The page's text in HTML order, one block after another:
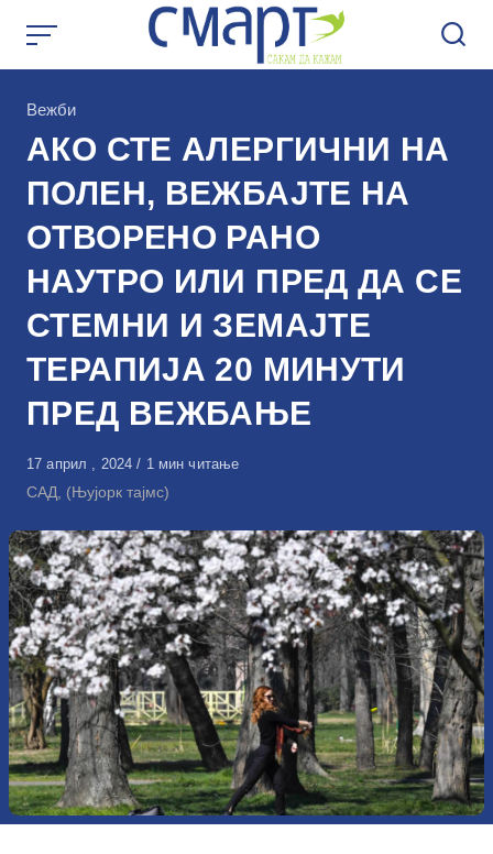
КАтегорија
Вежби
АКО СТЕ АЛЕРГИЧНИ НА
ПОЛЕН, ВЕЖБАЈТЕ НА
ОТВОРЕНО РАНО
НАУТРО ИЛИ ПРЕД ДА СЕ
СТЕМНИ И ЗЕМАЈТЕ
ТЕРАПИЈА 20 МИНУТИ
ПРЕД ВЕЖБАЊЕ
Објавено
на
17 април , 2024 1 мин читање
САД, (Њујорк тајмс)